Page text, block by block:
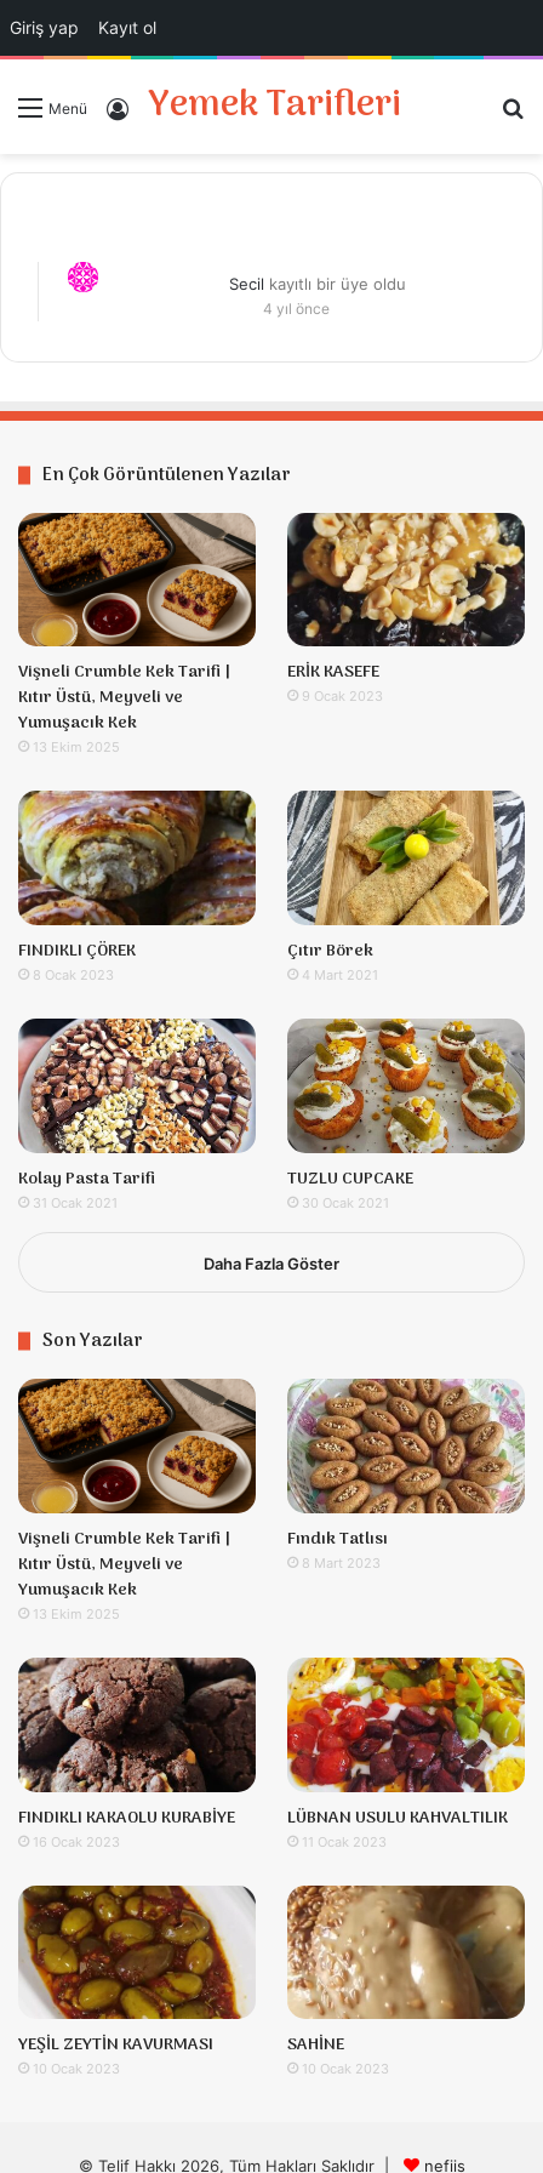
Giriş yap Kayıt ol
Menü Giriş Yap
Yemek Tarifleri
Secil kayıtlı bir üye oldu
4 yıl önce
En Çok Görüntülenen Yazılar
Vişneli Crumble Kek Tarifi |
Kıtır Üstü, Meyveli ve
Yumuşacık Kek
13 Ekim 2025
ERİK KASEFE
9 Ocak 2023
FINDIKLI ÇÖREK
8 Ocak 2023
Çıtır Börek
4 Mart 2021
Kolay Pasta Tarifi
31 Ocak 2021
TUZLU CUPCAKE
30 Ocak 2021
Daha Fazla Göster
Son Yazılar
Vişneli Crumble Kek Tarifi |
Kıtır Üstü, Meyveli ve
Yumuşacık Kek
13 Ekim 2025
Fındık Tatlısı
8 Mart 2023
FINDIKLI KAKAOLU KURABİYE
16 Ocak 2023
LÜBNAN USULU KAHVALTILIK
11 Ocak 2023
YEŞİL ZEYTİN KAVURMASI
10 Ocak 2023
SAHİNE
10 Ocak 2023
© Telif Hakkı 2026, Tüm Hakları Saklıdır | nefiis